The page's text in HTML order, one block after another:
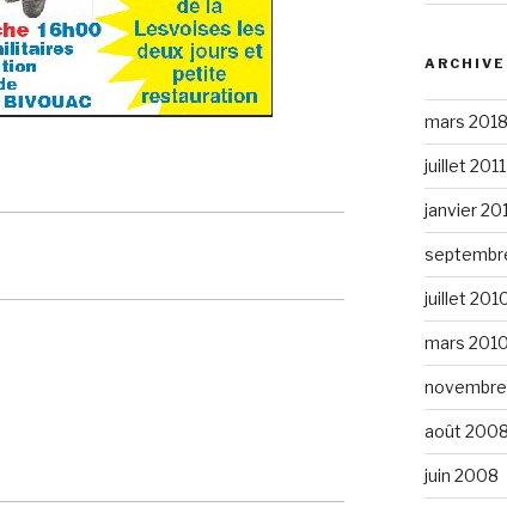
mars 2018
juillet 2011
janvier
juillet
mars
août
juin 2008